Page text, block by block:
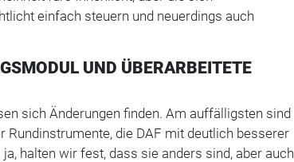
einfach steuern und neuerdings auch
UND ÜBERARBEITETE
sich Änderungen finden. Am auffälligsten sind
Rundinstrumente, die DAF mit deutlich besserer
halten wir fest, dass sie anders sind, aber auch